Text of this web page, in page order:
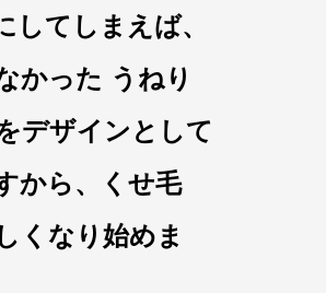
してしまえば、
かった うねり
デザインとして
から、くせ毛
くなり始めま